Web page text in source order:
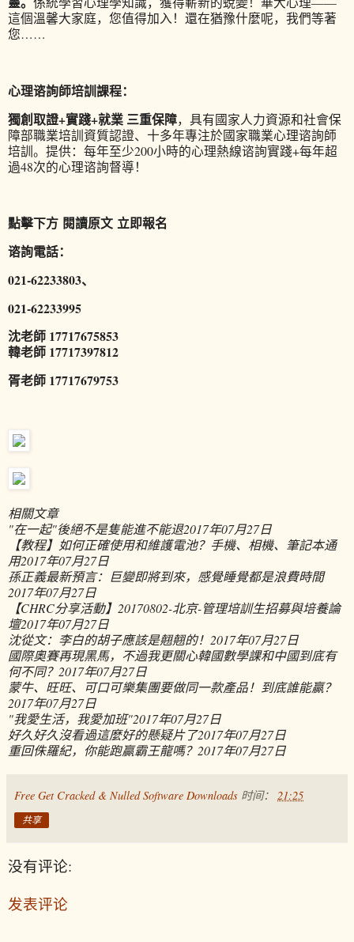
這個溫馨大家庭，您值得加入！還在猶豫什麼呢，我們等著
您……
心理谘詢師培訓課程：
獨創取證+實踐+就業 三重保障，具有國家人力資源和社會保
障部職業培訓資質認證、十多年專注於國家職業心理谘詢師
培訓。提供：每年至少200小時的心理熱線谘詢實踐+每年超
過48次的心理谘詢督導！
點擊下方 閱讀原文 立即報名
谘詢電話：
021-62233803、
021-62233995
沈老師 17717675853
韓老師 17717397812
胥老師 17717679753
相關文章
"在一起"後絕不是隻能進不能退2017年07月27日
【教程】如何正確使用和維護電池？手機、相機、筆記本通
用2017年07月27日
孫正義最新預言：巨變即將到來，感覺睡覺都是浪費時間
2017年07月27日
【CHRC分享活動】20170802-北京-管理培訓生招募與培養論
壇2017年07月27日
沈從文：李白的胡子應該是翹翹的！ 2017年07月27日
國際奧賽再現黑馬，不過我更關心韓國數學課和中國到底有
何不同？ 2017年07月27日
蒙牛、旺旺、可口可樂集團要做同一款產品！到底誰能贏？
2017年07月27日
"我愛生活，我愛加班"2017年07月27日
好久好久沒看過這麼好的懸疑片了2017年07月27日
重回侏羅紀，你能跑贏霸王龍嗎？ 2017年07月27日
Free Get Cracked & Nulled Software Downloads 时间： 21:25
共享
没有评论:
发表评论